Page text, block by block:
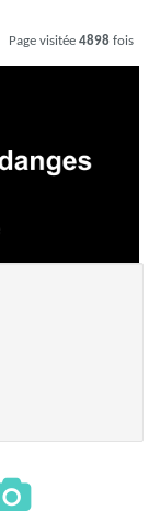
Page visitée 4898 fois